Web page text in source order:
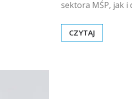
sektora MŚP, jak
CZYTAJ